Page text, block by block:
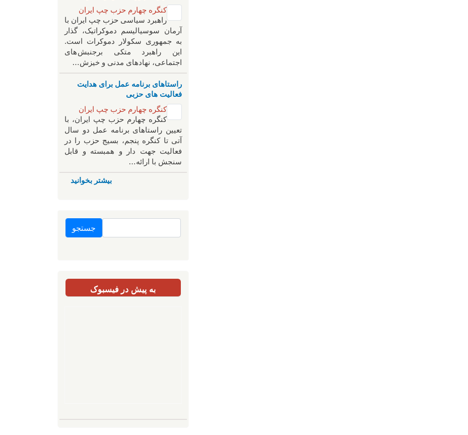
کنگره چهارم حزب چپ ایران
راهبرد سياسی حزب چپ ایران با
آرمان سوسیالیسم دموکراتیک، گذار
به جمهوری سکولار دموکرات است.
این راهبرد متکی برجنبش های
اجتماعی، نهادهای مدنی و خیزش‌…
راستاهای برنامه عمل برای هدایت
فعالیت های حزبی
کنگره چهارم حزب چپ ایران
کنگره چهارم حزب چپ ایران، با
تعیین راستاهای برنامه عمل دو سال
آتی تا کنگره پنجم، بسیج حزب را در
فعالیت جهت دار و همبسته و قابل
سنجش با ارائه…
بیشتر بخوانید
جستجو
به پیش در فیسبوک